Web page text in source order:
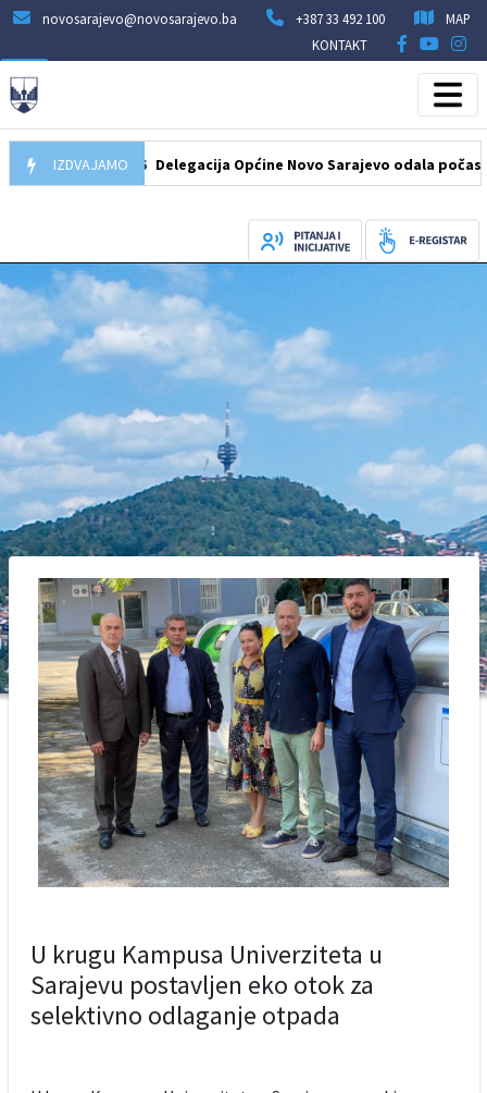
novosarajevo@novosarajevo.ba +387 33 492 100
MAP
KONTAKT
IZDVAJAMO
07.08.2026 Delegacija Općine Novo Sarajevo odala počast
U krugu Kampusa Univerziteta u
Sarajevu postavljen eko otok za
selektivno odlaganje otpada